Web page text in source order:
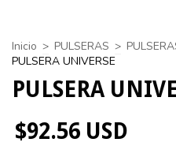
Inicio > PULSERAS >
PULSERA UNIVERSE
PULSERA
$92.56 USD